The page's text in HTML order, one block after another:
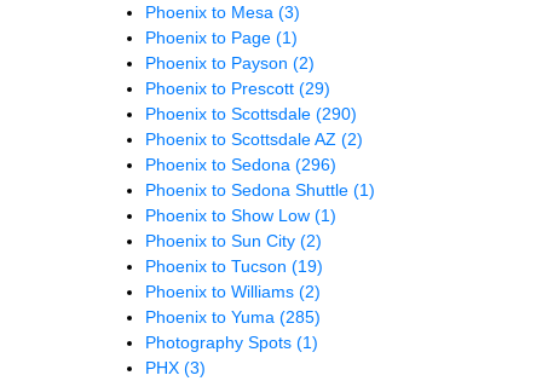
Phoenix to Mesa (3)
Phoenix to Page (1)
Phoenix to Payson (2)
Phoenix to Prescott (29)
Phoenix to Scottsdale (290)
Phoenix to Scottsdale AZ (2)
Phoenix to Sedona (296)
Phoenix to Sedona Shuttle (1)
Phoenix to Show Low (1)
Phoenix to Sun City (2)
Phoenix to Tucson (19)
Phoenix to Williams (2)
Phoenix to Yuma (285)
Photography Spots (1)
PHX (3)